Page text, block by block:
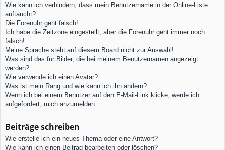
Wie kann ich verhindern, dass mein Benutzername in der Online-Liste
auftaucht?
Die Forenuhr geht falsch!
Ich habe die Zeitzone eingestellt, aber die Forenuhr geht immer noch
falsch!
Meine Sprache steht auf diesem Board nicht zur Auswahl!
Was sind das für Bilder, die bei meinem Benutzernamen angezeigt
werden?
Wie verwende ich einen Avatar?
Was ist mein Rang und wie kann ich ihn ändern?
Wenn ich bei einem Benutzer auf den E-Mail-Link klicke, werde ich
aufgefordert, mich anzumelden.
Beiträge schreiben
Wie erstelle ich ein neues Thema oder eine Antwort?
Wie kann ich einen Beitrag bearbeiten oder löschen?